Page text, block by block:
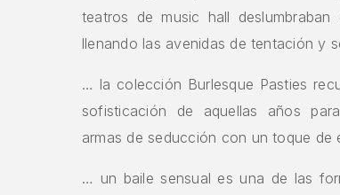
teatros de music hall
llenando las avenidas de tentación y
… la colección Burlesque Pasties
sofisticación de aquellas años
armas de seducción con un toque de
… un baile sensual es una de las